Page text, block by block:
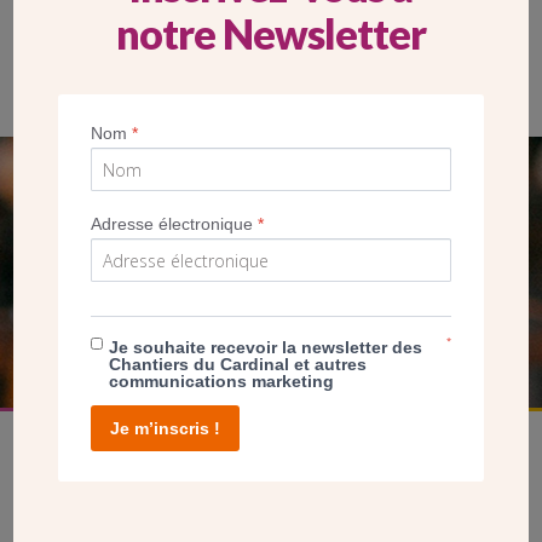
Anne-Claire Garbe, conservatrice de la Cité du vitrail devant le
lustre monumental constitué de 24 manchons de verre. Photo
SEUL VOTRE DON
NOUS PERMET D’AGIR
FAIRE UN DON
notre Newsletter
Nom*
Adresse électronique*
Je souhaite recevoir la newsletter des
Chantiers du Cardinal et autres
communications marketing
*
Je m’inscris !